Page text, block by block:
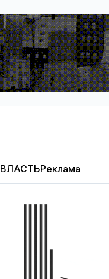
ВЛАСТЬРеклама